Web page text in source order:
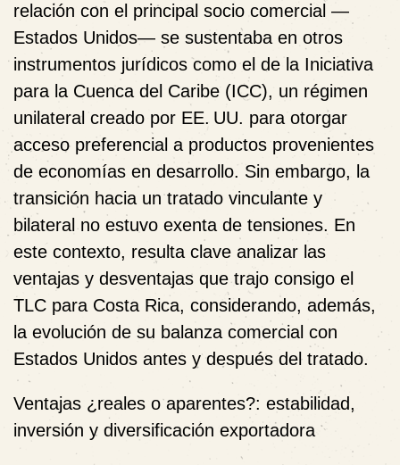
relación con el principal socio comercial —
Estados Unidos— se sustentaba en otros
instrumentos jurídicos como el de la Iniciativa
para la Cuenca del Caribe (ICC), un régimen
unilateral creado por EE. UU. para otorgar
acceso preferencial a productos provenientes
de economías en desarrollo. Sin embargo, la
transición hacia un tratado vinculante y
bilateral no estuvo exenta de tensiones. En
este contexto, resulta clave analizar las
ventajas y desventajas que trajo consigo el
TLC para Costa Rica, considerando, además,
la evolución de su balanza comercial con
Estados Unidos antes y después del tratado.
Ventajas ¿reales o aparentes?: estabilidad,
inversión y diversificación exportadora